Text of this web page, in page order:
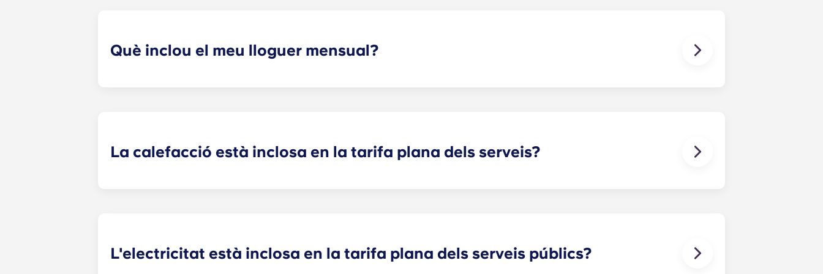
Què inclou el meu lloguer mensual?
La calefacció està inclosa en la tarifa plana dels serveis?
L'electricitat està inclosa en la tarifa plana dels serveis públics?